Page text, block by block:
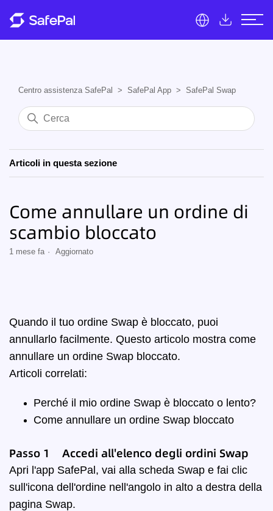
Centro assistenza SafePal SafePal App SafePal Swap
Articoli in questa sezione
Come annullare un ordine di
scambio bloccato
1 mese fa Aggiornato
Quando il tuo ordine Swap è bloccato, puoi
annullarlo facilmente. Questo articolo mostra come
annullare un ordine Swap bloccato.
Articoli correlati:
Perché il mio ordine Swap è bloccato o lento?
Come annullare un ordine Swap bloccato
Passo 1 Accedi all'elenco degli ordini Swap
Apri l'app SafePal, vai alla scheda Swap e fai clic
sull'icona dell'ordine nell'angolo in alto a destra della
pagina Swap.